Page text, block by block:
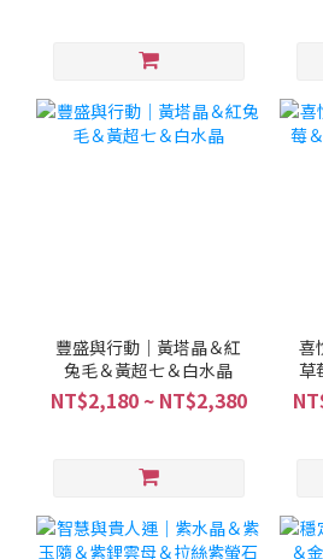
豐盛與行動｜黃塔晶＆紅
兔毛＆黃超七＆白水晶
NT$2,180 ~ NT$2,380
喜
草